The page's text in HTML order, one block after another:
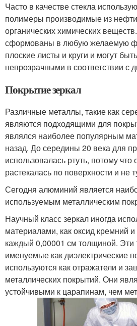
Часто в качестве стекла
полимеры производимые из
органических химических
сформованы в любую желаемую
плоские листы и круги и могут
непрозрачными в соответствии с
Покрытие зеркал
Различные металлы, такие как
являются подходящими для
являлся наиболее популярным
назад. До середины 20 века для
использовалась ртуть, потому
растекалась по поверхности и не
Сегодня алюминий является
используемым металлическим
Научный класс зеркал иногда
материалами, как оксид кремний
каждый 0,00001 см толщиной. Эти
именуемые как диэлектрические
используются как отражатели и
металлических покрытий. Они
устойчивыми к царапинам, чем